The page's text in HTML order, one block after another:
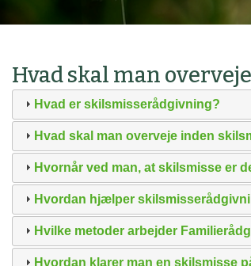
Hvad skal man
Hvad er skilsmisserådgivning?
Hvad skal man overveje inden
Hvornår ved man, at skilsmisse er
Hvordan hjælper
Hvilke metoder arbejder
Hvordan klarer man en skilsmisse